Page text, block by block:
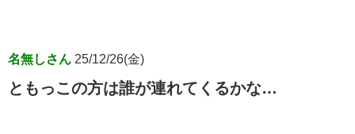
名無しさん 25/12/26(金)
ともっこの方は誰が連れてくるかな…